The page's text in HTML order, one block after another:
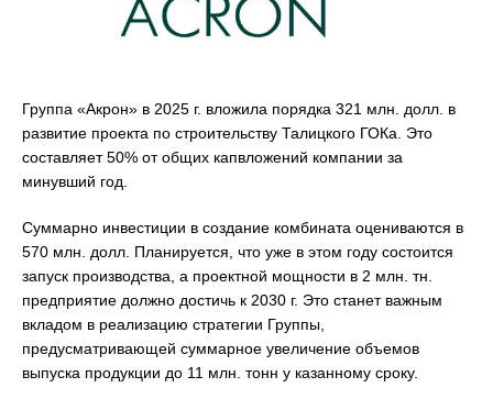
Группа «Акрон» в 2025 г. вложила порядка 321 млн. долл. в
развитие проекта по строительству Талицкого ГОКа. Это
составляет 50% от общих капвложений компании за
минувший год.
Суммарно инвестиции в создание комбината оцениваются в
570 млн. долл. Планируется, что уже в этом году состоится
запуск производства, а проектной мощности в 2 млн. тн.
предприятие должно достичь к 2030 г. Это станет важным
вкладом в реализацию стратегии Группы,
предусматривающей суммарное увеличение объемов
выпуска продукции до 11 млн. тонн у казанному сроку.